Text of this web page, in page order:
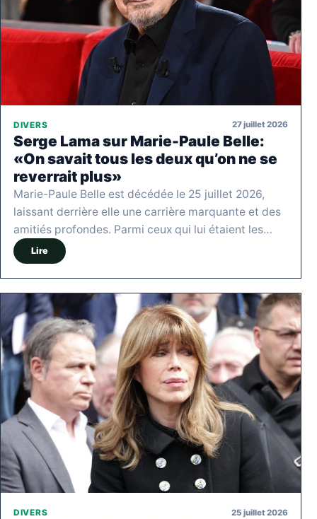
DIVERS 27 juillet 2026
Serge Lama sur Marie-Paule Belle:
«On savait tous les deux qu’on ne se
reverrait plus»
Marie-Paule Belle est décédée le 25 juillet 2026,
laissant derrière elle une carrière marquante et des
amitiés profondes. Parmi ceux qui lui étaient les…
Lire
DIVERS 25 juillet 2026